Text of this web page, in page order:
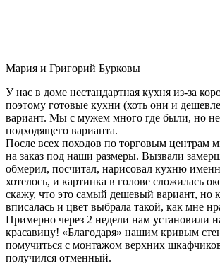
Мария и Григорий Бурковы
У нас в доме нестандартная кухня из-за
поэтому готовые кухни (хоть они и
вариант. Мы с мужем много где были, но
подходящего варианта.
После всех походов по торговым центрам
на заказ под наши размеры. Вызвали
обмерил, посчитал, нарисовал кухню
хотелось, и картинка в голове сложилась
скажу, что это самый дешевый вариант, но
вписалась и цвет выбрала такой, как мне
Примерно через 2 недели нам установили
красавицу! «Благодаря» нашим кривым
помучиться с монтажом верхних
получился отменный.